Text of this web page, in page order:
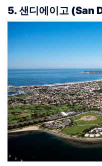
5. 샌디에이고 (San